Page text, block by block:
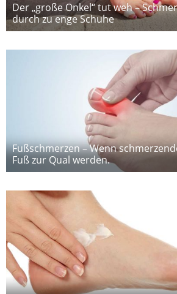
Der „große Onkel“ tut weh –
durch zu enge Schuhe
Fußschmerzen – Wenn
Fuß zur Qual werden.